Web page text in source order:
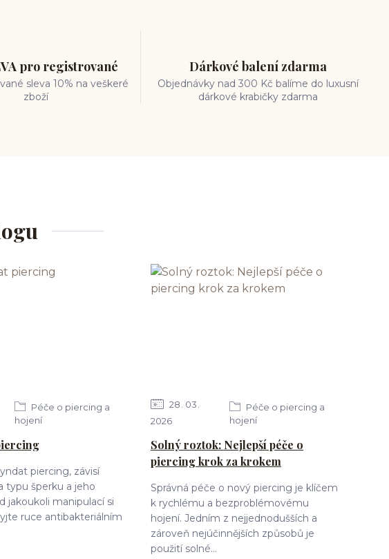
pro registrované
sleva 10% na veškeré
zboží
Dárkové balení zdarma
Objednávky nad 300 Kč balíme do luxusní
dárkové krabičky zdarma
Péče o piercing a
hojení
piercing, závisí
typu šperku a jeho
jakoukoli manipulací si
ruce antibakteriálním
28 03
2026
Péče o piercing a
hojení
Solný roztok: Nejlepší péče o
piercing krok za krokem
Správná péče o nový piercing je klíčem
k rychlému a bezproblémovému
hojení. Jedním z nejjednodušších a
zároveň nejúčinnějších způsobů je
použití solné...